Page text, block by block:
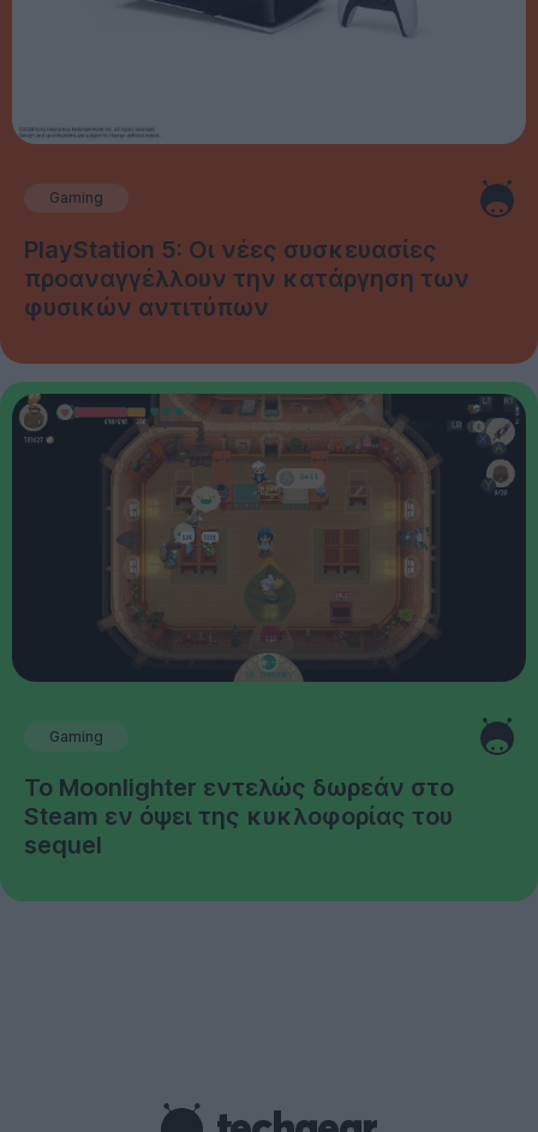
Gaming
PlayStation 5: Οι νέες συσκευασίες
προαναγγέλλουν την κατάργηση των
φυσικών αντιτύπων
Gaming
Το Moonlighter εντελώς δωρεάν στο
Steam εν όψει της κυκλοφορίας του
sequel